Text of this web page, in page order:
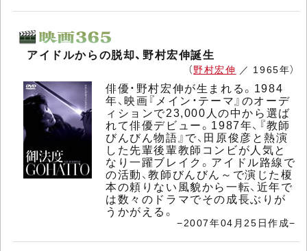
アイドルからの脱却、野村宏伸誕生
（野村宏伸 ／ 1965年）
俳優・野村宏伸が生まれる。1984
年、映画『メイン・テーマ』のオーデ
ィションで23,000人の中から選ば
れて俳優デビュー。1987年、『教師
びんびん物語』で、田原俊彦と熱演
した先輩後輩教師コンビが人気と
なり一躍ブレイク。アイドル路線で
の活動、教師びんびん～で演じた榎
本の頼りない風貌から一転、近年で
は数々のドラマでその成長ぶりが
うかがえる。
−2007年04月25日作成−